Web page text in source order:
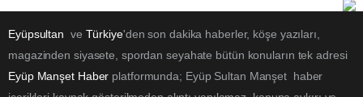
Eyüpsultan ve Türkiye'den son dakika haberler, köşe yazıları,
magazinden siyasete, spordan seyahate bütün konuların tek adresi
Eyüp Manşet Haber platformunda; Eyüp Sultan Manşet haber